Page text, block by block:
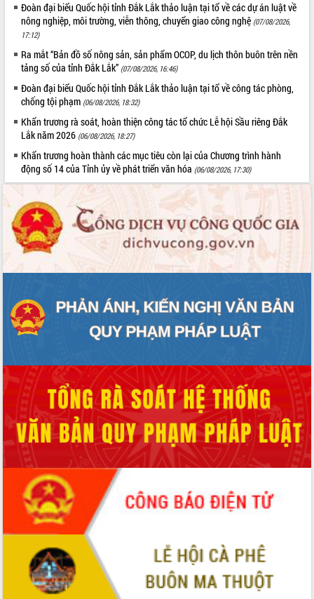
Hội thảo khoa học “Giải pháp thúc đẩy
phát triển nền kinh tế xanh tại tỉnh
Đắk Lắk”
Tăng cường giám sát, đôn đốc thực
hiện nhiệm vụ quản lý tài sản công
hàng tuần
Tháo gỡ những vướng mắc, đẩy mạnh
công tác cải cách thủ tục hành chính
tại Trung tâm Phục vụ hành chính
công tỉnh
Đắk Lắk: Tôn vinh 46 giải pháp tại Hội
thi Sáng tạo Kỹ thuật 2024 - 2025
Đắk Lắk rà soát, điều chỉnh Đề án 190
về phát triển nuôi trồng thủy sản
Phó Chủ tịch UBND tỉnh Đắk Lắk
Trương Công Thái kiểm tra thực địa
Dự án cao tốc Khánh Hòa - Buôn Ma
Thuột
sản sống” trong dòng chảy toàn cầu
Xây dựng nông thôn mới: Nâng cao đời
sống người dân từ những mô hình thiết
Quyết liệt tháo gỡ vướng mắc, đẩy
nhanh tiến độ các dự án trọng điểm
trong Khu kinh tế Nam Phú Yên
Hòn Yến phát triển du lịch gắn với bảo
tồn biển
Lấy ý kiến điều chỉnh Quy hoạch tỉnh
Đắk Lắk thời kỳ 2021-2030, tầm nhìn
đến năm 2050
Phát động chiến dịch 30 ngày đêm
giải phóng mặt bằng Tuyến đường bộ
ven biển
Đắk Lắk nỗ lực thúc đẩy tăng trưởng
kinh tế từ 10% trở lên trong Quý
II/2026
Đắk Lắk ký kết thỏa thuận hợp tác về
chuyển đổi số giai đoạn 2026 – 2030
Đoàn đại biểu Quốc hội tỉnh Đắk Lắk thảo luận tại tổ về các dự án luật về
nông nghiệp, môi trường, viễn thông, chuyển giao công nghệ (07/08/2026,
17:12)
Ra mắt “Bản đồ số nông sản, sản phẩm OCOP, du lịch thôn buôn trên nền
tảng số của tỉnh Đắk Lắk” (07/08/2026, 16:46)
Đoàn đại biểu Quốc hội tỉnh Đắk Lắk thảo luận tại tổ về công tác phòng,
chống tội phạm (06/08/2026, 18:32)
Khẩn trương rà soát, hoàn thiện công tác tổ chức Lễ hội Sầu riêng Đắk
Lắk năm 2026 (06/08/2026, 18:27)
Khẩn trương hoàn thành các mục tiêu còn lại của Chương trình hành
động số 14 của Tỉnh ủy về phát triển văn hóa (06/08/2026, 17:30)